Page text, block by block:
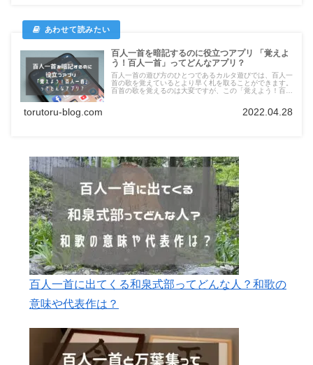
百人一首を暗記するのに役立つアプリ 「覚えよ
う！百人一首」ってどんなアプリ？
百人一首の遊び方のひとつであるカルタ遊びでは、百人一
首の歌を覚えているとより早く札を取ることができます。
百首の歌を覚えるのは大変ですが、この「覚えよう！百人
torutoru-blog.com 2022.04.28
百人一首に出てくる和泉式部ってどんな人？和歌の
意味や代表作は？